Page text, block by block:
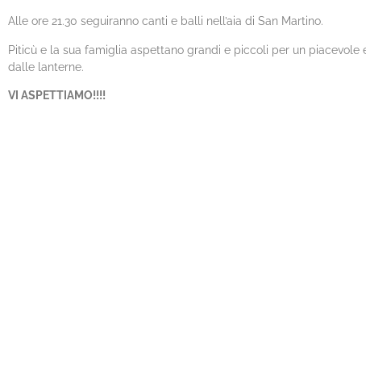
Alle ore 21.30 seguiranno canti e balli nell’aia di San Martino.
Piticù e la sua famiglia aspettano grandi e piccoli per un
dalle lanterne.
VI ASPETTIAMO!!!!